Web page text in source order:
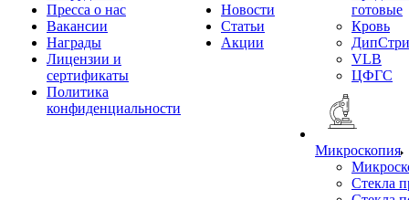
Пресса о нас
Вакансии
Награды
Лицензии и
сертификаты
Политика
конфиденциальности
Новости
Статьи
Акции
готовые
Кровь
VLB
ЦФГС
Микроскопия
Стекла